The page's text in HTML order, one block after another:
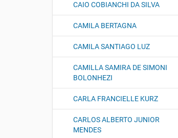
CAIO COBIANCHI DA SILVA
CAMILA BERTAGNA
CAMILA SANTIAGO LUZ
CAMILLA SAMIRA DE SIMONI
BOLONHEZI
CARLA FRANCIELLE KURZ
CARLOS ALBERTO JUNIOR
MENDES